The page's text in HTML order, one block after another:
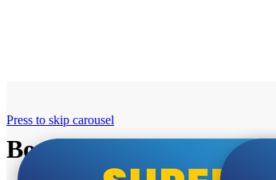
Bosch super cene
Press to skip carousel